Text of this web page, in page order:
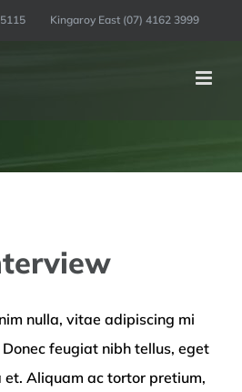
Kingaroy East (07) 4162 3999
nulla, vitae adipiscing mi
feugiat nibh tellus, eget
et. Aliquam ac tortor pretium,